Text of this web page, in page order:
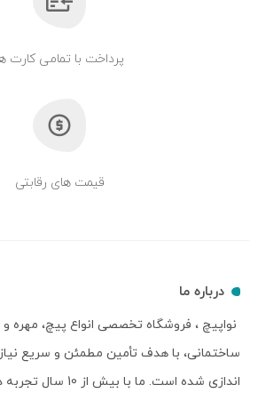
پرداخت با تمامی کارت
قیمت های رقابتی
درباره ما
نواپیچ ، فروشگاه تخصصی انواع پیچ، مهره
ساختمانی، با هدف تأمین مطمئن و سریع
اندازی شده است. ما با